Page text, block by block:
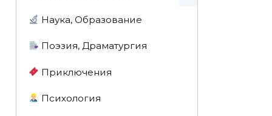
Наука, Образование
Поэзия, Драматургия
Приключения
Психология